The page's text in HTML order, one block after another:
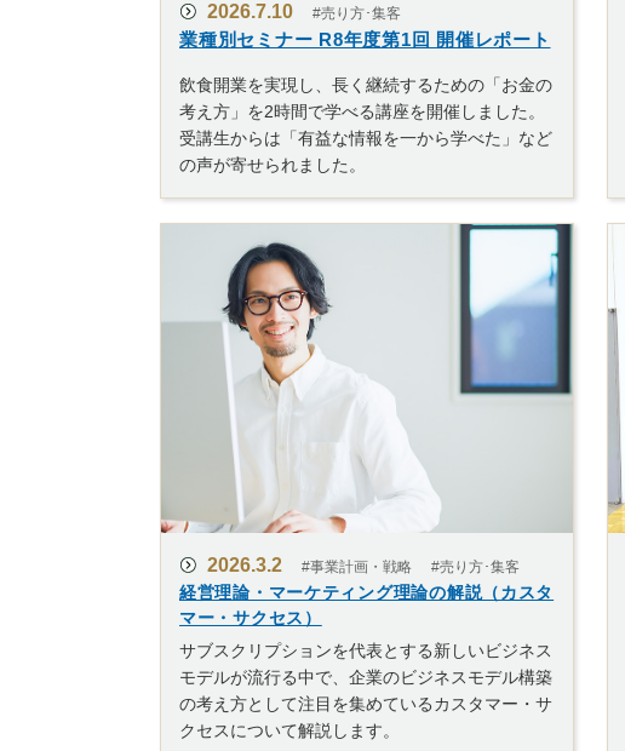
2026.7.10 #売り方･集客
業種別セミナー R8年度第1回 開催レポート
飲食開業を実現し、長く継続するための「お金の
考え方」を2時間で学べる講座を開催しました。
受講生からは「有益な情報を一から学べた」など
の声が寄せられました。
2026.3.2 #事業計画・戦略 #売り方･集客
経営理論・マーケティング理論の解説（カスタ
マー・サクセス）
サブスクリプションを代表とする新しいビジネス
モデルが流行る中で、企業のビジネスモデル構築
の考え方として注目を集めているカスタマー・サ
クセスについて解説します。